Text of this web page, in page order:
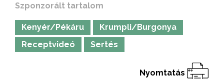
Szponzorált tartalom
Kenyér/Pékáru
Krumpli/Burgonya
Receptvideó
Sertés
Nyomtatás